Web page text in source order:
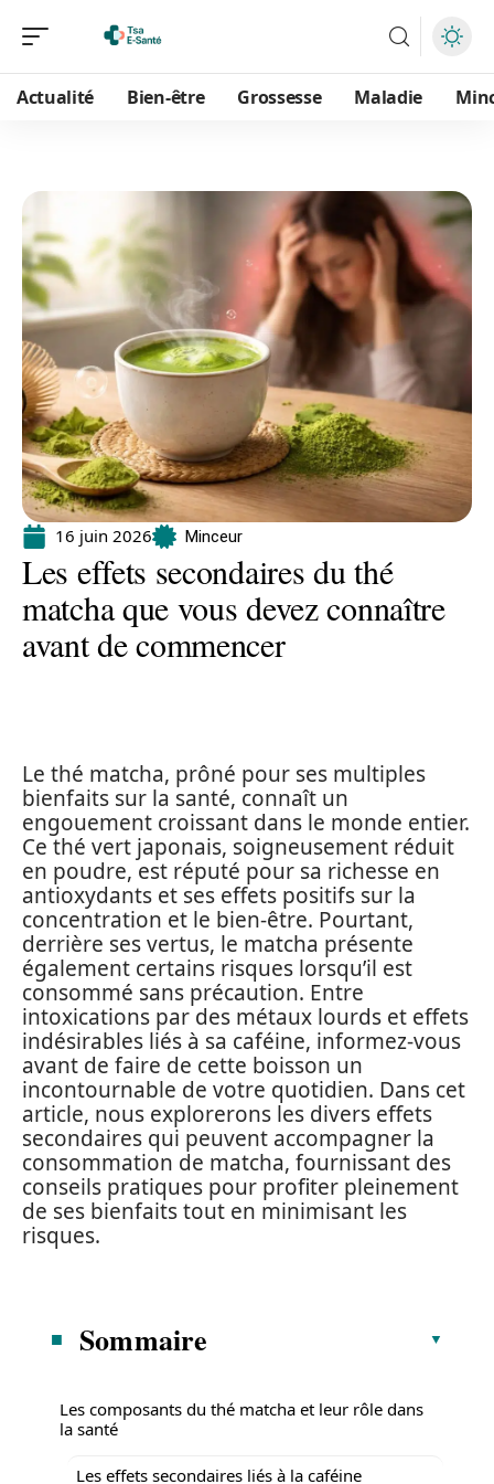
Actualité Bien-être Grossesse Maladie
16 juin 2026 Minceur
Les effets secondaires du thé
matcha que vous devez connaître
avant de commencer
Le thé matcha, prôné pour ses multiples
bienfaits sur la santé, connaît un
engouement croissant dans le monde entier.
Ce thé vert japonais, soigneusement réduit
en poudre, est réputé pour sa richesse en
antioxydants et ses effets positifs sur la
concentration et le bien-être. Pourtant,
derrière ses vertus, le matcha présente
également certains risques lorsqu’il est
consommé sans précaution. Entre
intoxications par des métaux lourds et effets
indésirables liés à sa caféine, informez-vous
avant de faire de cette boisson un
incontournable de votre quotidien. Dans cet
article, nous explorerons les divers effets
secondaires qui peuvent accompagner la
consommation de matcha, fournissant des
conseils pratiques pour profiter pleinement
de ses bienfaits tout en minimisant les
risques.
Sommaire
Les composants du thé matcha et leur rôle dans
la santé
Les effets secondaires liés à la caféine